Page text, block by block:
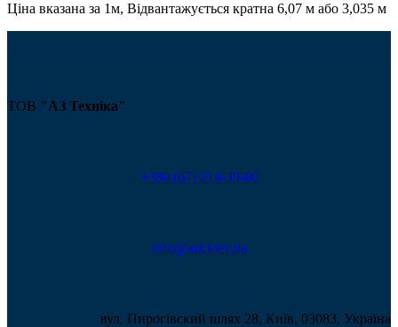
Ціна вказана за 1м, Відвантажується кратна 6,07 м або 3,035 м
ТОВ "АЗ Техніка"
+380 (67) 214-39-80
info@azt.kiev.ua
вул. Пирогівский шлях 28, Київ, 03083, Україна